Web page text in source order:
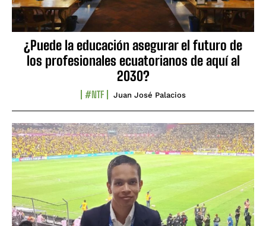
¿Puede la educación asegurar el futuro de
los profesionales ecuatorianos de aquí al
2030?
#NTF Juan José Palacios